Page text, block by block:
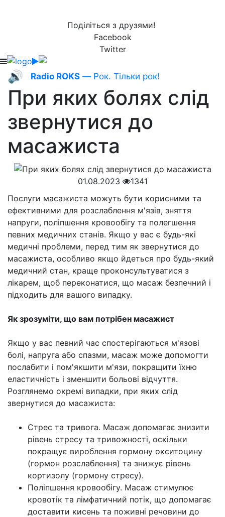
Поділіться з друзями!
Facebook
Twitter
🔊 Radio ROKS — Рок. Тільки рок!
При яких болях слід
звернутися до
масажиста
01.08.2023
1341
Послуги масажиста можуть бути корисними та
ефективними для розслаблення м'язів, зняття
напруги, поліпшення кровообігу та полегшення
певних медичних станів. Якщо у вас є будь-які
медичні проблеми, перед тим як звернутися до
масажиста, особливо якщо йдеться про будь-який
медичний стан, краще проконсультуватися з
лікарем, щоб переконатися, що масаж безпечний і
підходить для вашого випадку.
Як зрозуміти, що вам потрібен масажист
Якщо у вас певний час спостерігаються м'язові
болі, напруга або спазми, масаж може допомогти
послабити і пом'якшити м'язи, покращити їхню
еластичність і зменшити больові відчуття.
Розглянемо окремі випадки, при яких слід
звернутися до масажиста:
Стрес та тривога. Масаж допомагає знизити
рівень стресу та тривожності, оскільки
покращує вироблення гормону окситоцину
(гормон розслаблення) та знижує рівень
кортизолу (гормону стресу).
Поліпшення кровообігу. Масаж стимулює
кровотік та лімфатичний потік, що допомагає
доставити кисень та поживні речовини до